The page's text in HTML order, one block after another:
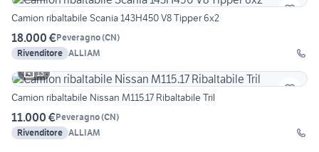
Camion ribaltabile Scania 143H450 V8 Tipper 6x2
18.000 €Peveragno(CN)
Rivenditore ALLIAM
13
Camion ribaltabile Nissan M115.17 Ribaltabile Tril
11.000 €Peveragno(CN)
Rivenditore ALLIAM